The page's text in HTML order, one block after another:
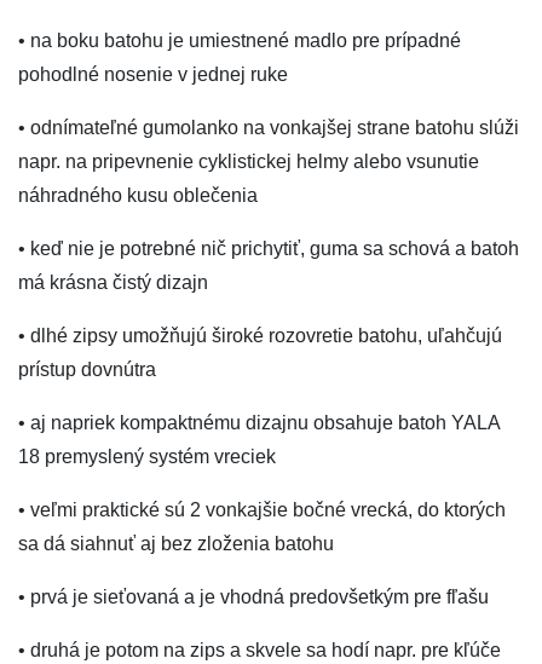
• na boku batohu je umiestnené madlo pre prípadné
pohodlné nosenie v jednej ruke
• odnímateľné gumolanko na vonkajšej strane batohu slúži
napr. na pripevnenie cyklistickej helmy alebo vsunutie
náhradného kusu oblečenia
• keď nie je potrebné nič prichytiť, guma sa schová a batoh
má krásna čistý dizajn
• dlhé zipsy umožňujú široké rozovretie batohu, uľahčujú
prístup dovnútra
• aj napriek kompaktnému dizajnu obsahuje batoh YALA
18 premyslený systém vreciek
• veľmi praktické sú 2 vonkajšie bočné vrecká, do ktorých
sa dá siahnuť aj bez zloženia batohu
• prvá je sieťovaná a je vhodná predovšetkým pre fľašu
• druhá je potom na zips a skvele sa hodí napr. pre kľúče